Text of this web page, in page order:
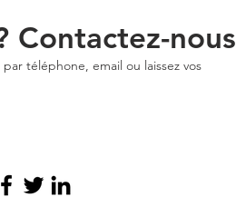
Contactez-nous
téléphone, email ou laissez vos